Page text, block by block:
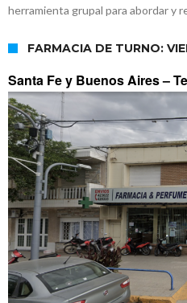
herramienta grupal para abordar y
FARMACIA DE TURNO:
Santa Fe y Buenos Aires –